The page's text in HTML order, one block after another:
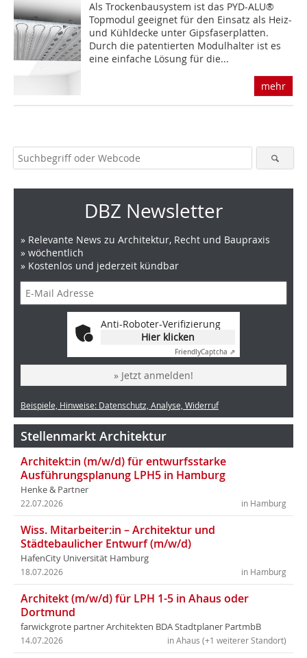
Als Trockenbausystem ist das PYD-ALU®
Topmodul geeignet für den Einsatz als Heiz-
und Kühldecke unter Gipsfaserplatten.
Durch die patentierten Modulhalter ist es
eine einfache Lösung für die...
mehr
DBZ Newsletter
» Relevante News zu Architektur, Recht und Baupraxis
» wöchentlich
» Kostenlos und jederzeit kündbar
Anti-Roboter-Verifizierung
Hier klicken
FriendlyCaptcha ⇗
» Jetzt anmelden!
Beispiele, Hinweise: Datenschutz, Analyse, Widerruf
Stellenmarkt Architektur
Architekt:in (m/w/d) für entwurfsstarke
Ausführungsplanung LPH5 in Hamburg
Henke & Partner
in Hamburg
22.07.2026
Wiss. Mitarbeiter:in – Architektur und
Städtebaulicher Entwurf (m/w/d)
HafenCity Universität Hamburg
in Hamburg
18.07.2026
Architekt (m/w/d) für LPH 1-5 in Ahaus oder
Dortmund
farwickgrote partner Architekten BDA Stadtplaner PartmbB
in Ahaus (+1 weiterer Standort)
14.07.2026